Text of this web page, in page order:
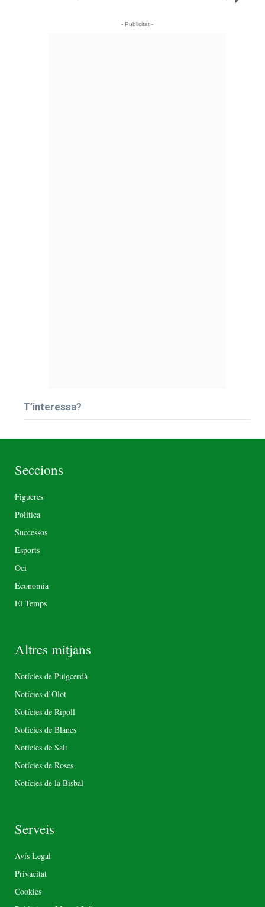
- Publicitat -
T’interessa?
Seccions
Figueres
Política
Successos
Esports
Oci
Economia
El Temps
Altres mitjans
Notícies de Puigcerdà
Notícies d’Olot
Notícies de Ripoll
Notícies de Blanes
Notícies de Salt
Notícies de Roses
Notícies de la Bisbal
Serveis
Avís Legal
Privacitat
Cookies